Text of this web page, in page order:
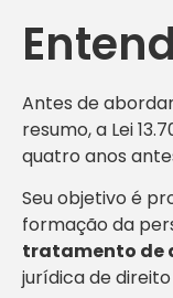
Antes de
resumo, a Lei
quatro anos
Seu objetivo é
formação da
tratamento de
jurídica de